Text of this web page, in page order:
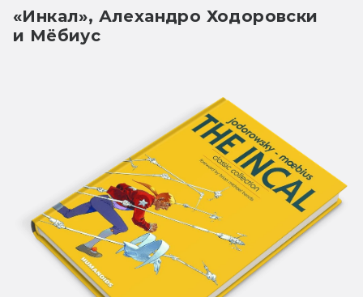
«Инкал», Алехандро Ходоровски
и Мёбиус